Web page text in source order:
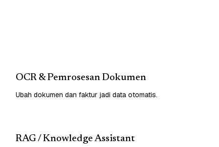
OCR & Pemrosesan Dokumen
Ubah dokumen dan faktur jadi data otomatis.
RAG / Knowledge Assistant